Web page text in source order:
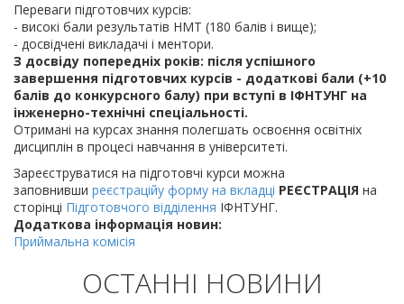
Переваги підготовчих курсів:
- високі бали результатів НМТ (180 балів і вище);
- досвідчені викладачі і ментори.
З досвіду попередніх років: після успішного
завершення підготовчих курсів - додаткові бали (+10
балів до конкурсного балу) при вступі в ІФНТУНГ на
інженерно-технічні спеціальності.
Отримані на курсах знання полегшать освоєння освітніх
дисциплін в процесі навчання в університеті.
Зареєструватися на підготовчі курси можна
заповнивши реєстраційу форму на вкладці РЕЄСТРАЦІЯ на
сторінці Підготовчого відділення ІФНТУНГ.
Додаткова інформація новин:
Приймальна комісія
ОСТАННІ НОВИНИ